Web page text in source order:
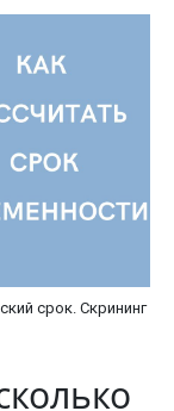
срок. Скрининг